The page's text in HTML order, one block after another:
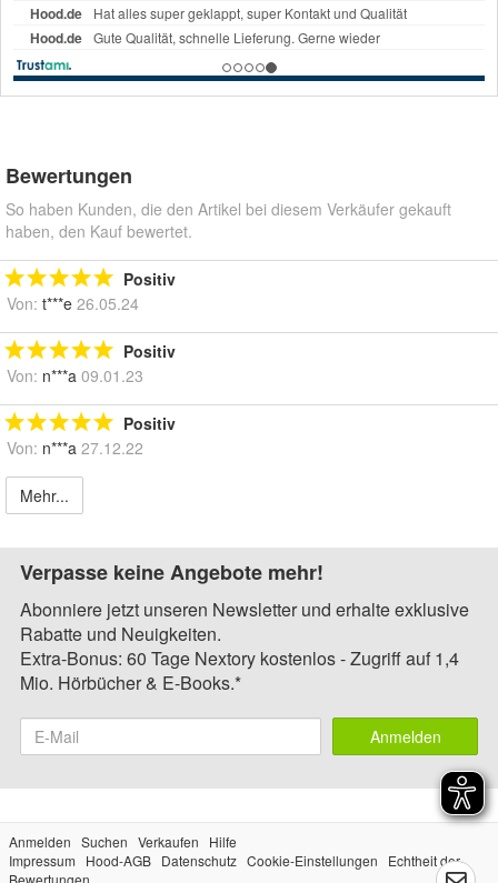
Bewertungen
So haben Kunden, die den Artikel bei diesem Verkäufer gekauft
haben, den Kauf bewertet.
Positiv
Von: t***e 26.05.24
Positiv
Von: n***a 09.01.23
Positiv
Von: n***a 27.12.22
Mehr...
Verpasse keine Angebote mehr!
Abonniere jetzt unseren Newsletter und erhalte exklusive
Rabatte und Neuigkeiten.
Extra-Bonus: 60 Tage Nextory kostenlos - Zugriff auf 1,4
Mio. Hörbücher & E-Books.*
Anmelden
Anmelden Suchen Verkaufen
Hilfe
Impressum
Hood-AGB Datenschutz Cookie-Einstellungen
Echtheit der
Bewertungen